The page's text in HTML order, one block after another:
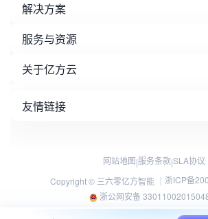
解决方案
服务与资源
关于亿方云
友情链接
网站地图|服务条款|SLA协议
Copyright © 三六零亿方智能 ｜ 浙ICP备
浙公网安备